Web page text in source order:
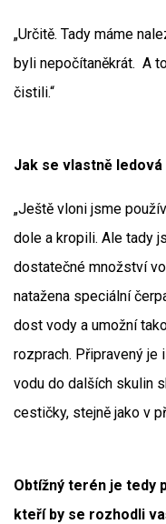
„Určitě. Tady máme
byli nepočítaněkrát. A
čistili.“
Jak se vlastně
„Ještě vloni jsme
dole a kropili. Ale tady
dostatečné množství
natažena speciální
dost vody a umožní
rozprach. Připravený
vodu do dalších skulin
cestičky, stejně jako v
Obtížný terén je tedy
kteří by se rozhodli